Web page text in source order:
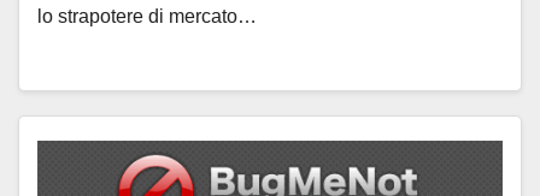
lo strapotere di mercato…